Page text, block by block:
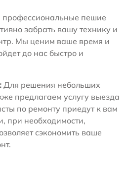
пешие
забрать вашу технику и
Мы ценим ваше время и
до нас быстро и
Для решения небольших
предлагаем услугу выезда
по ремонту приедут к вам
при необходимости,
сэкономить ваше